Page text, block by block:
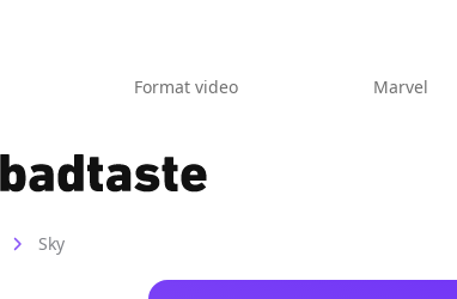
Format video Marvel
Sky